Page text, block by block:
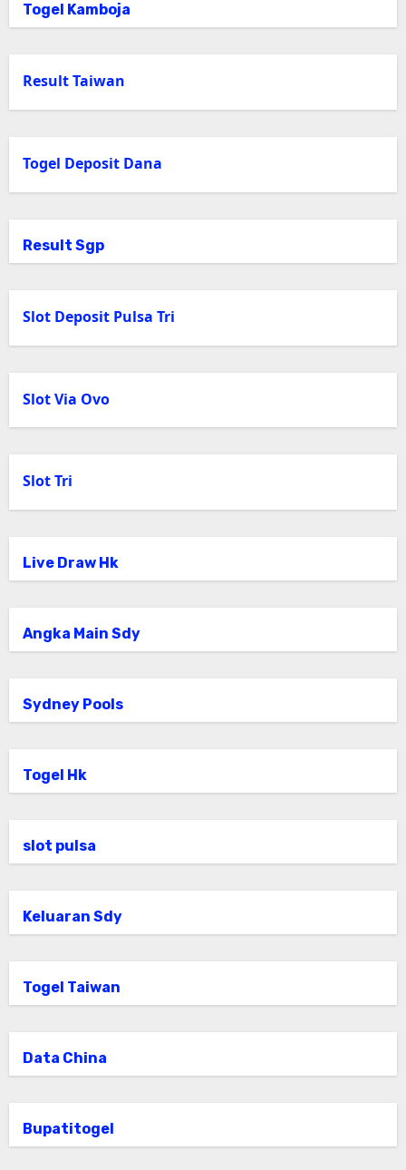
Togel Kamboja
Result Taiwan
Togel Deposit Dana
Result Sgp
Slot Deposit Pulsa Tri
Slot Via Ovo
Slot Tri
Live Draw Hk
Angka Main Sdy
Sydney Pools
Togel Hk
slot pulsa
Keluaran Sdy
Togel Taiwan
Data China
Bupatitogel